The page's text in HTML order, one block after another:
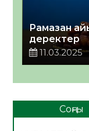
Рамазан
деректер
11.03.2025
Соңғы